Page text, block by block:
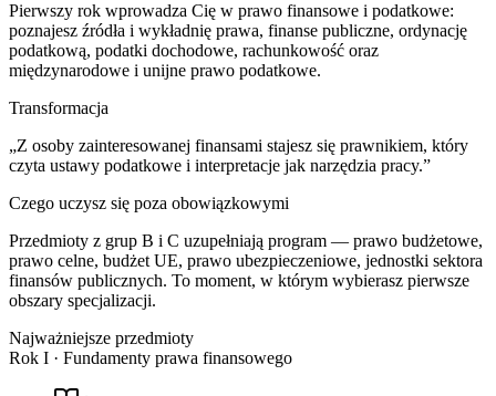
Pierwszy rok wprowadza Cię w prawo finansowe i podatkowe:
poznajesz źródła i wykładnię prawa, finanse publiczne, ordynację
podatkową, podatki dochodowe, rachunkowość oraz
międzynarodowe i unijne prawo podatkowe.
Transformacja
„Z osoby zainteresowanej finansami stajesz się prawnikiem, który
czyta ustawy podatkowe i interpretacje jak narzędzia pracy.”
Czego uczysz się poza obowiązkowymi
Przedmioty z grup B i C uzupełniają program — prawo budżetowe,
prawo celne, budżet UE, prawo ubezpieczeniowe, jednostki sektora
finansów publicznych. To moment, w którym wybierasz pierwsze
obszary specjalizacji.
Najważniejsze przedmioty
Rok I · Fundamenty prawa finansowego